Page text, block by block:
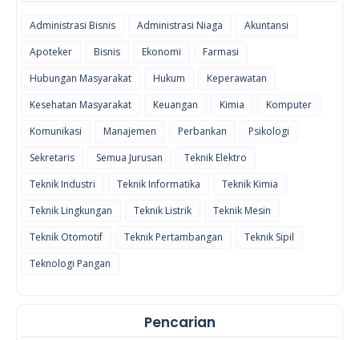
Administrasi Bisnis Administrasi Niaga
Akuntansi
Apoteker
Bisnis Ekonomi
Farmasi
Hubungan Masyarakat
Hukum
Keperawatan
Kesehatan Masyarakat
Keuangan Kimia
Komputer
Komunikasi
Manajemen Perbankan
Psikologi
Sekretaris
Semua Jurusan
Teknik Elektro
Teknik Industri
Teknik Informatika
Teknik Kimia
Teknik Lingkungan
Teknik Listrik
Teknik Mesin
Teknik Otomotif
Teknik Pertambangan
Teknik Sipil
Teknologi Pangan
Pencarian